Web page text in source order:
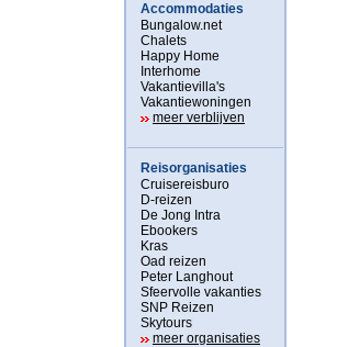
Accommodaties
Bungalow.net
Chalets
Happy Home
Interhome
Vakantievilla's
Vakantiewoningen
meer verblijven
Reisorganisaties
Cruisereisburo
D-reizen
De Jong Intra
Ebookers
Kras
Oad reizen
Peter Langhout
Sfeervolle vakanties
SNP Reizen
Skytours
meer organisaties